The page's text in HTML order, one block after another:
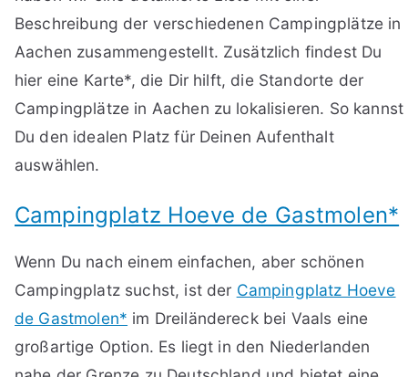
Beschreibung der verschiedenen Campingplätze in
Aachen zusammengestellt. Zusätzlich findest Du
hier eine Karte*, die Dir hilft, die Standorte der
Campingplätze in Aachen zu lokalisieren. So kannst
Du den idealen Platz für Deinen Aufenthalt
auswählen.
Campingplatz Hoeve de Gastmolen*
Wenn Du nach einem einfachen, aber schönen
Campingplatz suchst, ist der Campingplatz Hoeve
de Gastmolen* im Dreiländereck bei Vaals eine
großartige Option. Es liegt in den Niederlanden